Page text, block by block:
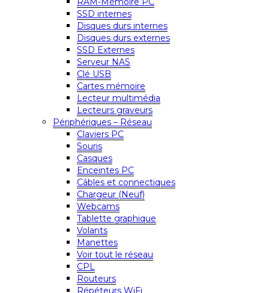
SSD internes
Disques durs internes
Disques durs externes
SSD Externes
Serveur NAS
Clé USB
Cartes mémoire
Lecteur multimédia
Lecteurs graveurs
Périphériques – Réseau
Claviers PC
Souris
Casques
Enceintes PC
Câbles et connectiques
Chargeur (Neuf)
Webcams
Tablette graphique
Volants
Manettes
Voir tout le réseau
CPL
Routeurs
Répéteurs WiFi